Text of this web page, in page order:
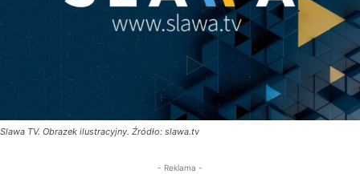
Slawa TV. Obrazek ilustracyjny. Źródło: slawa.tv
- Reklama -